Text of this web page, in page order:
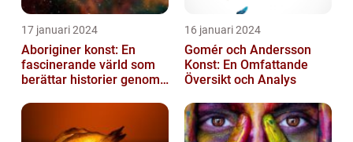
17 januari 2024
Aboriginer konst: En
fascinerande värld som
berättar historier genom
16 januari 2024
Gomér och Andersson
Konst: En Omfattande
Översikt och Analys